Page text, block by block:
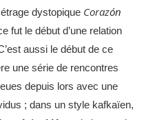
dystopique Corazón
fut le début d’une relation
aussi le début de ce
une série de rencontres
depuis lors avec une
; dans un style kafkaïen,